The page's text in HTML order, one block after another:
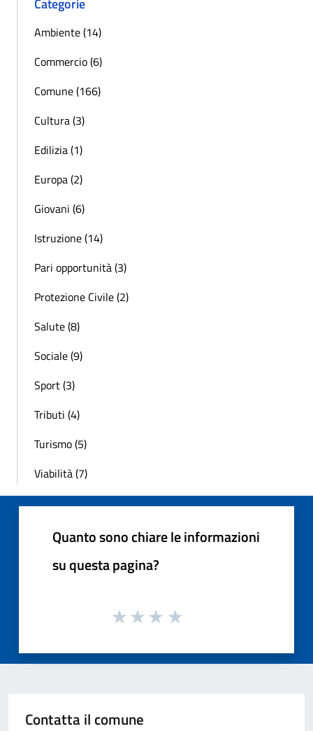
Categorie
Ambiente (14)
Commercio (6)
Comune (166)
Cultura (3)
Edilizia (1)
Europa (2)
Giovani (6)
Istruzione (14)
Pari opportunità (3)
Protezione Civile (2)
Salute (8)
Sociale (9)
Sport (3)
Tributi (4)
Turismo (5)
Viabilità (7)
Quanto sono chiare le informazioni
su questa pagina?
Contatta il comune